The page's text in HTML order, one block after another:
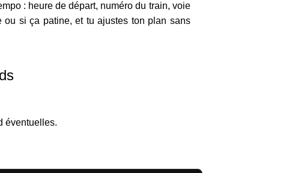
: heure de départ, numéro du train, voie
ou si ça patine, et tu ajustes ton plan sans
éventuelles.